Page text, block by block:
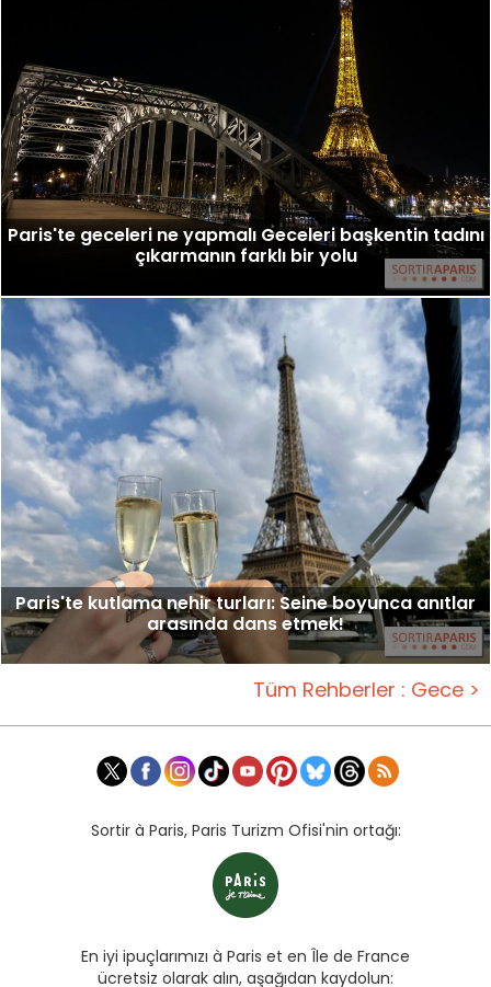
Paris'te geceleri ne yapmalı Geceleri başkentin tadını
çıkarmanın farklı bir yolu
Paris'te kutlama nehir turları: Seine boyunca anıtlar
arasında dans etmek!
Tüm Rehberler : Gece >
Sortir à Paris, Paris Turizm Ofisi'nin ortağı:
En iyi ipuçlarımızı à Paris et en Île de France
ücretsiz olarak alın, aşağıdan kaydolun: